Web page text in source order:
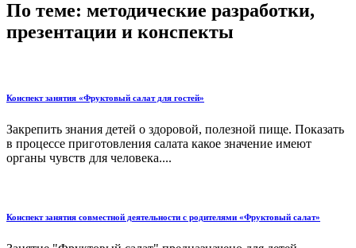
По теме: методические разработки,
презентации и конспекты
Конспект занятия «Фруктовый салат для гостей»
Закрепить знания детей о здоровой, полезной пище. Показать
в процессе приготовления салата какое значение имеют
органы чувств для человека....
Конспект занятия совместной деятельности с родителями «Фруктовый салат»